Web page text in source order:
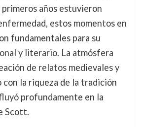
primeros años estuvieron
estos momentos en
fundamentales para su
y literario. La atmósfera
de relatos medievales y
la riqueza de la tradición
profundamente en la
Scott.